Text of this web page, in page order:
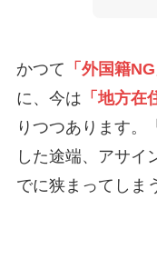
かつて 「外国籍NG
に、今は 「地方在
りつつあります。
した途端、アサイ
でに狭まってしま